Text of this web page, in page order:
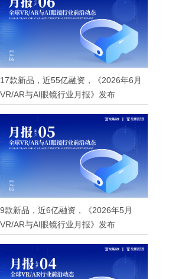
17款新品，近55亿融资，《2026年6月
VR/AR与AI眼镜行业月报》发布
9款新品，近6亿融资，《2026年5月
VR/AR与AI眼镜行业月报》发布